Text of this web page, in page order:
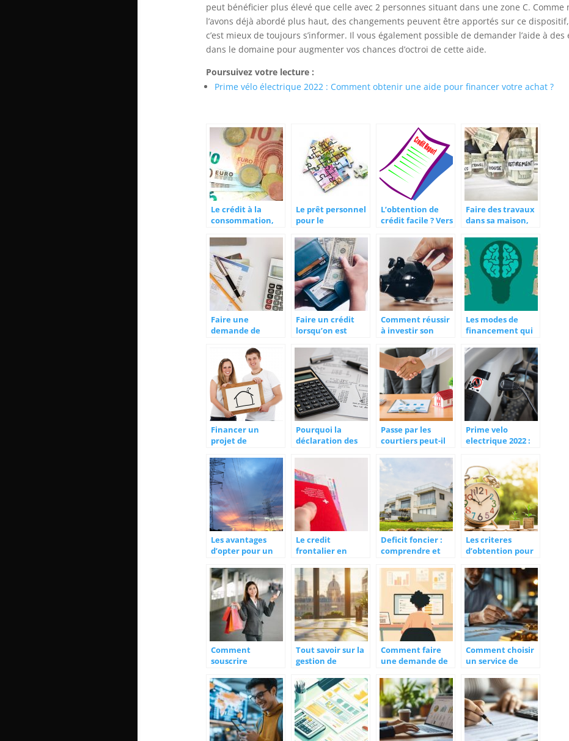
peut bénéficier plus élevé que celle avec 2 personnes situant dans une zone C. Comme
l’avons déjà abordé plus haut, des changements peuvent être apportés sur ce
c’est mieux de toujours s’informer. Il vous également possible de demander l’aide à des
dans le domaine pour augmenter vos chances d’octroi de cette aide.
Poursuivez votre lecture :
Prime vélo électrique 2022 : Comment obtenir une aide pour financer votre achat ?
Le crédit à la
consommation,
simulation via le
web
Le prêt personnel
pour le
rapide d’un projet
L’obtention de
crédit facile ? Vers
établissement se
diriger ?
Faire des travaux
dans sa maison,
l’argent ?
Faire une
demande de
comment faire ?
Faire un crédit
lorsqu’on est
Comment réussir
à investir son
Les modes de
financement qui
actuellement
Financer un
projet de
comment faire ?
Pourquoi la
déclaration des
Passe par les
courtiers peut-il
chances d’obtenir
un emprunt
rapide ?
Prime velo
electrique 2022 :
une aide pour
financer votre
achat ?
Les avantages
d’opter pour un
d’electricite de
qualite
Le credit
frontalier en
opportunite pour
les frontaliers
Deficit foncier :
comprendre et
avantage fiscal
Les criteres
d’obtention pour
bancaire
Comment
souscrire
crédit conso en
ligne : démarches
et avantages
Tout savoir sur la
gestion de
Angers
Comment faire
une demande de
facilement en
ligne ?
Comment choisir
un service de
securise et fiable